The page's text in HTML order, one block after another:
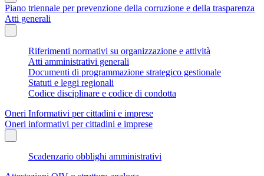
Piano triennale per prevenzione della corruzione e della trasparenza
Atti generali
Riferimenti normativi su organizzazione e attività
Atti amministrativi generali
Documenti di programmazione strategico gestionale
Statuti e leggi regionali
Codice disciplinare e codice di condotta
Oneri Informativi per cittadini e imprese
Oneri informativi per cittadini e imprese
Scadenzario obblighi amministrativi